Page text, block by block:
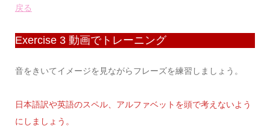
戻る
Exercise 3 動画でトレーニング
音をきいてイメージを見ながらフレーズを練習しましょう。
日本語訳や英語のスペル、アルファベットを頭で考えないよう
にしましょう。